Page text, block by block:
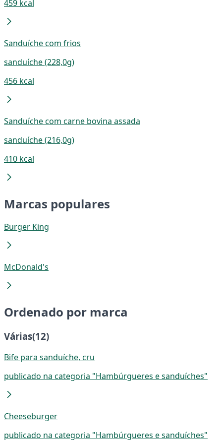
459 kcal
Sanduíche com frios
sanduíche (228,0g)
456 kcal
Sanduíche com carne bovina assada
sanduíche (216,0g)
410 kcal
Marcas populares
Burger King
McDonald's
Ordenado por marca
Várias(12)
Bife para sanduíche, cru
publicado na categoria "Hambúrgueres e sanduíches"
Cheeseburger
publicado na categoria "Hambúrgueres e sanduíches"